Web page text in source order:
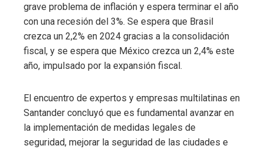
grave problema de inflación y espera terminar el año
con una recesión del 3%. Se espera que Brasil
crezca un 2,2% en 2024 gracias a la consolidación
fiscal, y se espera que México crezca un 2,4% este
año, impulsado por la expansión fiscal.
El encuentro de expertos y empresas multilatinas en
Santander concluyó que es fundamental avanzar en
la implementación de medidas legales de
seguridad, mejorar la seguridad de las ciudades e